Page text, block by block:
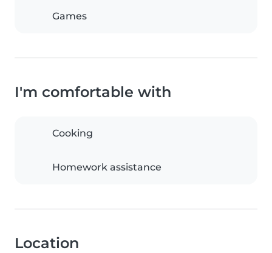
Games
I'm comfortable with
Cooking
Homework assistance
Location